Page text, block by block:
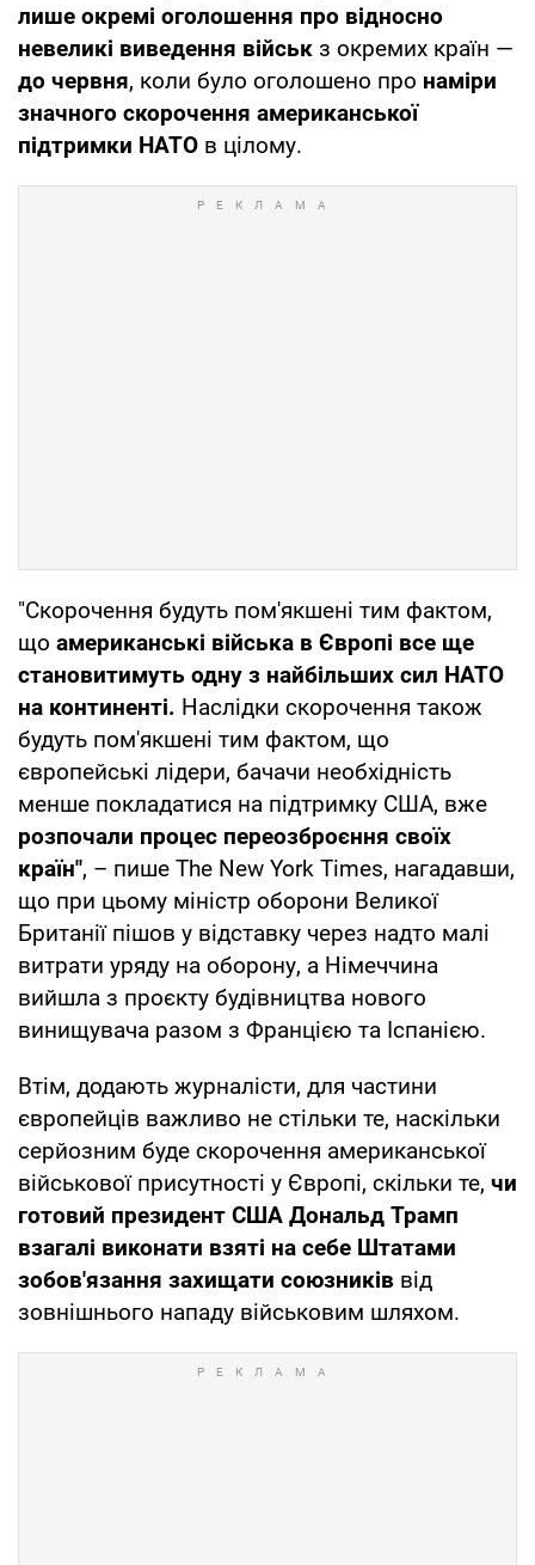
лише окремі оголошення про відносно
невеликі виведення військ з окремих країн —
до червня, коли було оголошено про наміри
значного скорочення американської
підтримки НАТО в цілому.
"Скорочення будуть пом'якшені тим фактом,
що американські війська в Європі все ще
становитимуть одну з найбільших сил НАТО
на континенті. Наслідки скорочення також
будуть пом'якшені тим фактом, що
європейські лідери, бачачи необхідність
менше покладатися на підтримку США, вже
розпочали процес переозброєння своїх
країн", – пише The New York Times, нагадавши,
що при цьому міністр оборони Великої
Британії пішов у відставку через надто малі
витрати уряду на оборону, а Німеччина
вийшла з проєкту будівництва нового
винищувача разом з Францією та Іспанією.
Втім, додають журналісти, для частини
європейців важливо не стільки те, наскільки
серйозним буде скорочення американської
військової присутності у Європі, скільки те, чи
готовий президент США Дональд Трамп
взагалі виконати взяті на себе Штатами
зобов'язання захищати союзників від
зовнішнього нападу військовим шляхом.